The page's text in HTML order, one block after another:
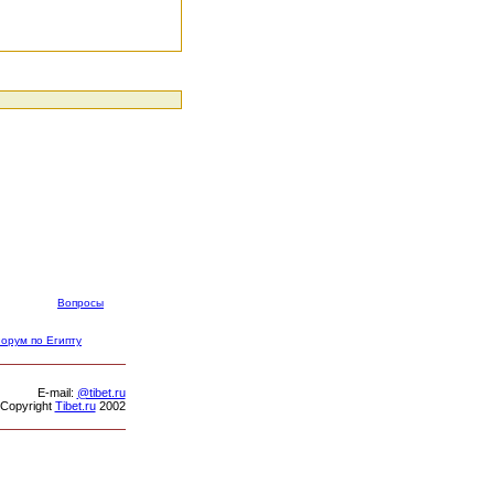
Вопросы
по Египту
Е-mail: @tibet.ru
Copyright Tibet.ru2002